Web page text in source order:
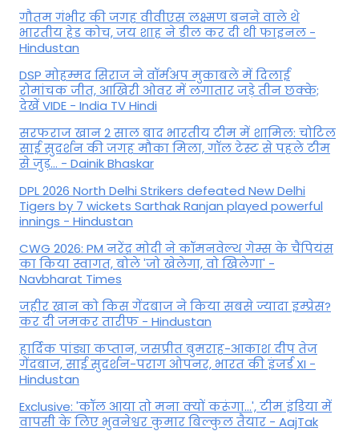
गौतम गंभीर की जगह वीवीएस लक्ष्मण बनने वाले थे
भारतीय हेड कोच, जय शाह ने डील कर दी थी फाइनल -
Hindustan
DSP मोहम्मद सिराज ने वॉर्मअप मुकाबले में दिलाई
रोमांचक जीत, आखिरी ओवर में लगातार जड़े तीन छक्के;
देखें VIDE - India TV Hindi
सरफराज खान 2 साल बाद भारतीय टीम में शामिल: चोटिल
साई सुदर्शन की जगह मौका मिला, गॉल टेस्ट से पहले टीम
से जुड़... - Dainik Bhaskar
DPL 2026 North Delhi Strikers defeated New Delhi
Tigers by 7 wickets Sarthak Ranjan played powerful
innings - Hindustan
CWG 2026: PM नरेंद्र मोदी ने कॉमनवेल्थ गेम्स के चैंपियंस
का किया स्वागत, बोले 'जो खेलेगा, वो खिलेगा' -
Navbharat Times
जहीर खान को किस गेंदबाज ने किया सबसे ज्यादा इम्प्रेस?
कर दी जमकर तारीफ - Hindustan
हार्दिक पांड्या कप्तान, जसप्रीत बुमराह-आकाश दीप तेज
गेंदबाज, साई सुदर्शन-पराग ओपनर, भारत की इंजर्ड XI -
Hindustan
Exclusive: 'कॉल आया तो मना क्यों करूंगा...', टीम इंडिया में
वापसी के लिए भुवनेश्वर कुमार बिल्कुल तैयार - AajTak